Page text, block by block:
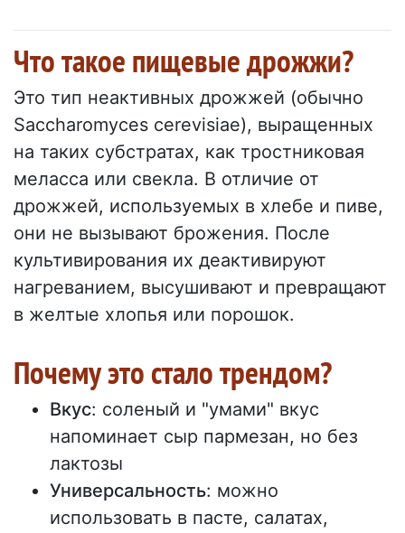
Что такое пищевые дрожжи?
Это тип неактивных дрожжей (обычно
Saccharomyces cerevisiae), выращенных
на таких субстратах, как тростниковая
меласса или свекла. В отличие от
дрожжей, используемых в хлебе и пиве,
они не вызывают брожения. После
культивирования их деактивируют
нагреванием, высушивают и превращают
в желтые хлопья или порошок.
Почему это стало трендом?
Вкус: соленый и "умами" вкус
напоминает сыр пармезан, но без
лактозы
Универсальность: можно
использовать в пасте, салатах,